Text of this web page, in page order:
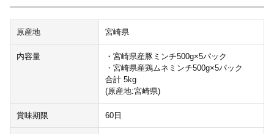
原産地 宮崎県
内容量
・宮崎県産豚ミンチ500g×5パック
・宮崎県産鶏ムネミンチ500g×5パック
合計 5kg
(原産地:宮崎県)
賞味期限 60日